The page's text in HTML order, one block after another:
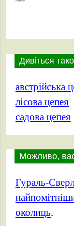
Дивіться
австрійська
лісова цепея
садова цепея
Можливо, вас
Гураль-
околиць.